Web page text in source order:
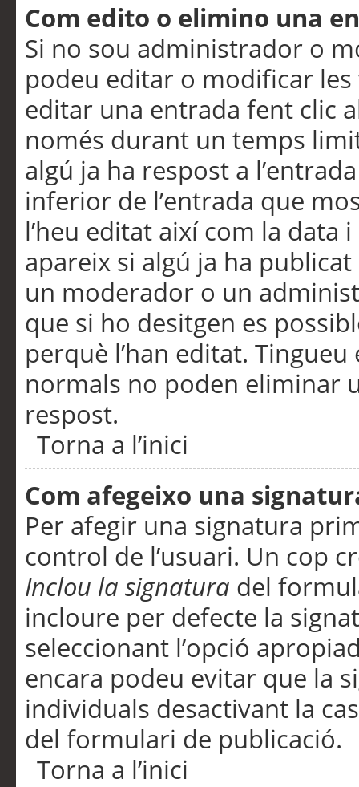
Com edito o elimino una
Si no sou administrador o
podeu editar o modificar
editar una entrada fent clic
només durant un temps
algú ja ha respost a
inferior de l’entrada que
l’heu editat així com la data
apareix si algú ja ha
un moderador o un
que si ho desitgen es
perquè l’han editat.
normals no poden eliminar
respost.
Torna a l’inici
Com afegeixo una
Per afegir una signatura
control de l’usuari. Un cop
Inclou la signatura del
incloure per defecte la
seleccionant l’opció
encara podeu evitar que la
individuals desactivant la
del formulari de publicació.
Torna a l’inici